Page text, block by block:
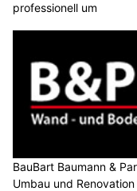
professionell um
BauBart Baumann &
Umbau und Renovation